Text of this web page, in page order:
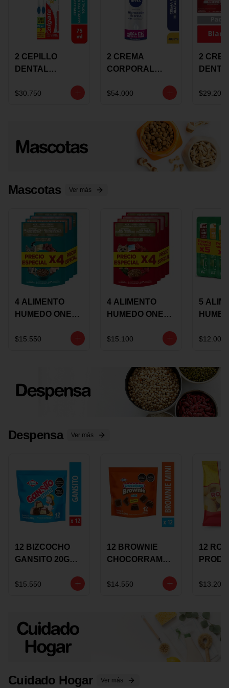
2 CEPILLO
DENTAL
+CREMA
$30.750
2 CREMA
CORPORAL
EXPRESS
OFERTA
$54.000
2
$29.200
Mascotas Ver más
4 ALIMENTO
HUMEDO ONE
85 GRS
$15.550
4 ALIMENTO
HUMEDO ONE
85 GRS
$15.100
5
$12.000
Despensa Ver más
12 BIZCOCHO
GANSITO 20G
MERMELADA
$15.550
12 BROWNIE
CHOCORRAMO
X 20 GRS
$14.550
12
X 15
$13.200
Cuidado Hogar Ver más